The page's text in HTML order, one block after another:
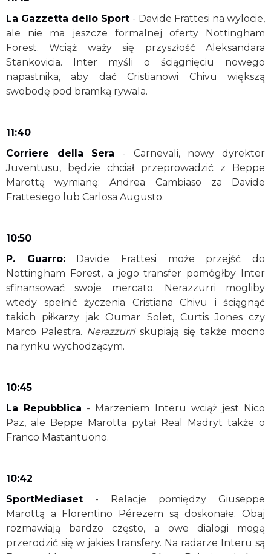
La Gazzetta dello Sport - Davide Frattesi na wylocie,
ale nie ma jeszcze formalnej oferty Nottingham
Forest. Wciąż waży się przyszłość Aleksandara
Stankovicia. Inter myśli o ściągnięciu nowego
napastnika, aby dać Cristianowi Chivu większą
swobodę pod bramką rywala.
11:40
Corriere della Sera - Carnevali, nowy dyrektor
Juventusu, będzie chciał przeprowadzić z Beppe
Marottą wymianę; Andrea Cambiaso za Davide
Frattesiego lub Carlosa Augusto.
10:50
P. Guarro:Davide Frattesi może przejść do
Nottingham Forest, a jego transfer pomógłby Inter
sfinansować swoje mercato. Nerazzurri mogliby
wtedy spełnić życzenia Cristiana Chivu i ściągnąć
takich piłkarzy jak Oumar Solet, Curtis Jones czy
Marco Palestra. Nerazzurriskupiają się także mocno
na rynku wychodzącym.
10:45
La Repubblica - Marzeniem Interu wciąż jest Nico
Paz, ale Beppe Marotta pytał Real Madryt także o
Franco Mastantuono.
10:42
SportMediaset - Relacje pomiędzy Giuseppe
Marottą a Florentino Pérezem są doskonałe. Obaj
rozmawiają bardzo często, a owe dialogi mogą
przerodzić się w jakies transfery. Na radarze Interu są